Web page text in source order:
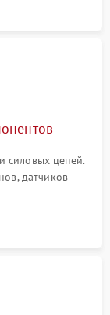
силовых цепей.
датчиков
износа
гидросистемы